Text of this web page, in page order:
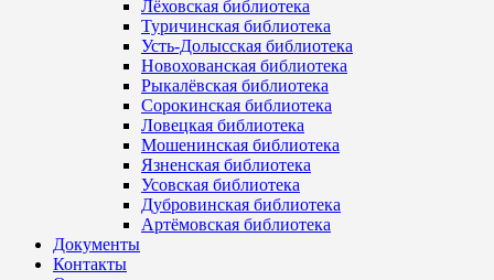
Лёховская библиотека
Туричинская библиотека
Усть-Долысская библиотека
Новохованская библиотека
Рыкалёвская библиотека
Сорокинская библиотека
Ловецкая библиотека
Мошенинская библиотека
Язненская библиотека
Усовская библиотека
Дубровинская библиотека
Артёмовская библиотека
Документы
Контакты